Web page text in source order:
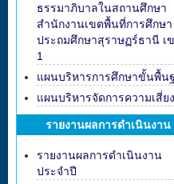
ธรรมาภิบาลในสถานศึกษา
สำนักงานเขตพื้นที่การศึกษา
ประถมศึกษาสุราษฏร์ธานี เ
1
แผนบริหารการศึกษาขั้นพื้น
แผนบริหารจัดการความเสี่ยง
รายงานผลการดำเนินงาน
รายงานผลการดำเนินงาน
ประจำปี